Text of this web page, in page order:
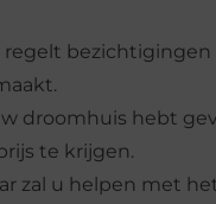
regelt
droomhuis hebt
te krijgen.
zal u helpen met